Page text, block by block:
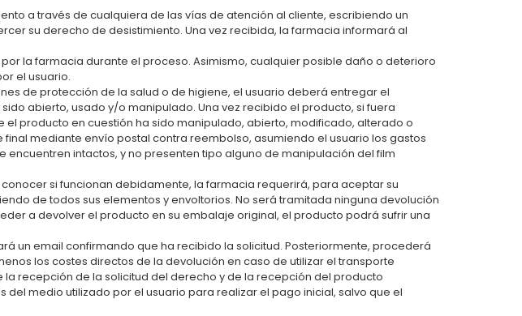
a través de cualquiera de las vías de atención al cliente, escribiendo un
su derecho de desistimiento. Una vez recibida, la farmacia informará al
la farmacia durante el proceso. Asimismo, cualquier posible daño o deterioro
el usuario.
de protección de la salud o de higiene, el usuario deberá entregar el
abierto, usado y/o manipulado. Una vez recibido el producto, si fuera
producto en cuestión ha sido manipulado, abierto, modificado, alterado o
mediante envío postal contra reembolso, asumiendo el usuario los gastos
intactos, y no presenten tipo alguno de manipulación del film
si funcionan debidamente, la farmacia requerirá, para aceptar su
de todos sus elementos y envoltorios. No será tramitada ninguna devolución
a devolver el producto en su embalaje original, el producto podrá sufrir una
un email confirmando que ha recibido la solicitud. Posteriormente, procederá
los costes directos de la devolución en caso de utilizar el transporte
recepción de la solicitud del derecho y de la recepción del producto
medio utilizado por el usuario para realizar el pago inicial, salvo que el